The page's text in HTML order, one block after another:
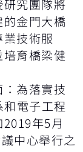
究團隊將
金門大橋
技術服
育橋梁健
為落實技
電子工程
年5月
中心舉行之